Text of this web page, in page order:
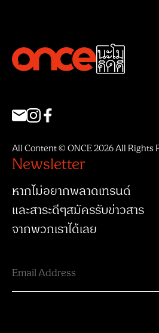
All Content © ONCE 2026 All Rights
Newsletter
หากไม่อยากพลาดเทรนด์
และสาระดีๆสมัครรับข่าวสาร
จากพวกเราได้เลย